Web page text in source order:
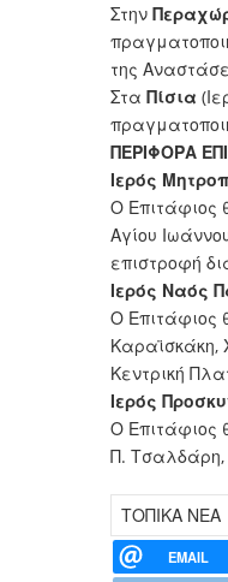
Στην
της
Στα Πίσια
ΠΕΡΙΦΟΡΑ
Ιερός
Ο Επιτάφιος
Αγίου
επιστροφή
Ιερός Ναός
Ο Επιτάφιος
Καραϊσκάκη,
Κεντρική
Ιερός
Ο Επιτάφιος
Π. Τσαλδάρη,
ΤΟΠΙΚΑ ΝΕΑ
EMAIL